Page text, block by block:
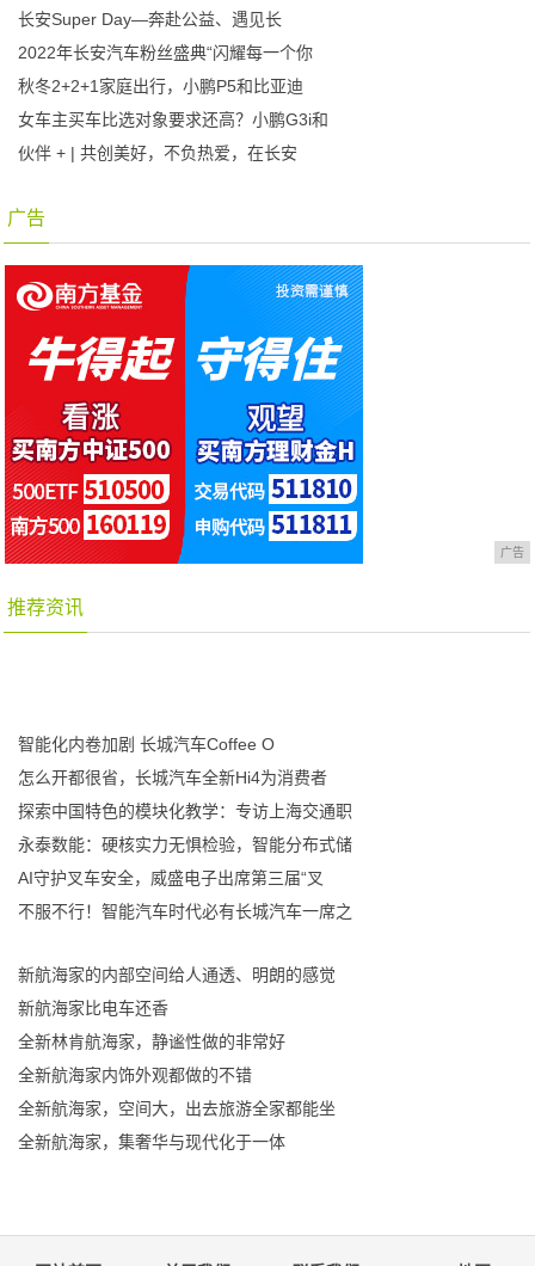
长安Super Day—奔赴公益、遇见长
2022年长安汽车粉丝盛典“闪耀每一个你
秋冬2+2+1家庭出行，小鹏P5和比亚迪
女车主买车比选对象要求还高？小鹏G3i和
伙伴 + | 共创美好，不负热爱，在长安
广告
广告
推荐资讯
智能化内卷加剧 长城汽车Coffee O
怎么开都很省，长城汽车全新Hi4为消费者
探索中国特色的模块化教学：专访上海交通职
永泰数能：硬核实力无惧检验，智能分布式储
AI守护叉车安全，威盛电子出席第三届“叉
不服不行！智能汽车时代必有长城汽车一席之
新航海家的内部空间给人通透、明朗的感觉
新航海家比电车还香
全新林肯航海家，静谧性做的非常好
全新航海家内饰外观都做的不错
全新航海家，空间大，出去旅游全家都能坐
全新航海家，集奢华与现代化于一体